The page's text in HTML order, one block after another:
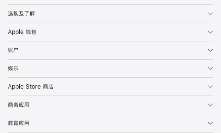
选购及了解
Apple 钱包
账户
娱乐
Apple Store 商店
商务应用
教育应用